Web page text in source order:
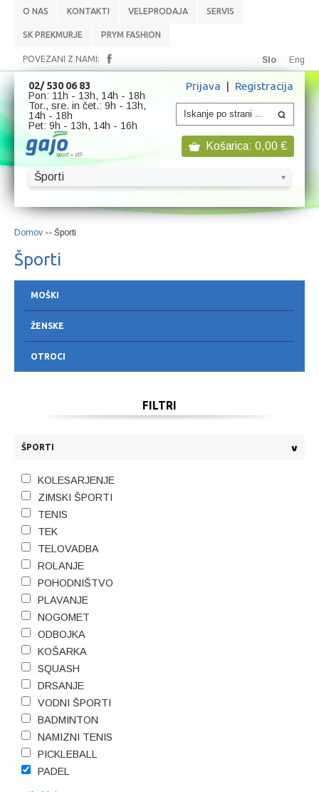
O NAS KONTAKTI VELEPRODAJA SERVIS
SK PREKMURJE PRYM FASHION
POVEZANI Z NAMI: Slo Eng
02/ 530 06 83
Pon: 11h - 13h, 14h - 18h
Tor., sre. in čet.: 9h - 13h,
14h - 18h
Pet: 9h - 13h, 14h - 16h
Prijava | Registracija
Košarica: 0,00 €
Športi
Domov >> Športi
Športi
MOŠKI
ŽENSKE
OTROCI
FILTRI
ŠPORTI
KOLESARJENJE
ZIMSKI ŠPORTI
TENIS
TEK
TELOVADBA
ROLANJE
POHODNIŠTVO
PLAVANJE
NOGOMET
ODBOJKA
KOŠARKA
SQUASH
DRSANJE
VODNI ŠPORTI
BADMINTON
NAMIZNI TENIS
PICKLEBALL
PADEL